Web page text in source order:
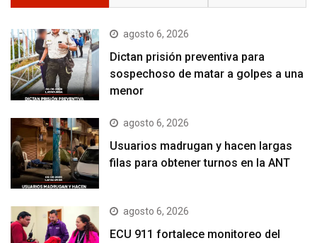
agosto 6, 2026
Dictan prisión preventiva para
sospechoso de matar a golpes a una
menor
agosto 6, 2026
Usuarios madrugan y hacen largas
filas para obtener turnos en la ANT
agosto 6, 2026
ECU 911 fortalece monitoreo del